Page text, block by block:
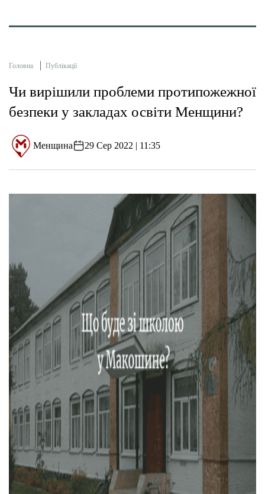
Головна Публікації
Чи вирішили проблеми протипожежної
безпеки у закладах освіти Менщини?
Менщина 29 Сер 2022 | 11:35